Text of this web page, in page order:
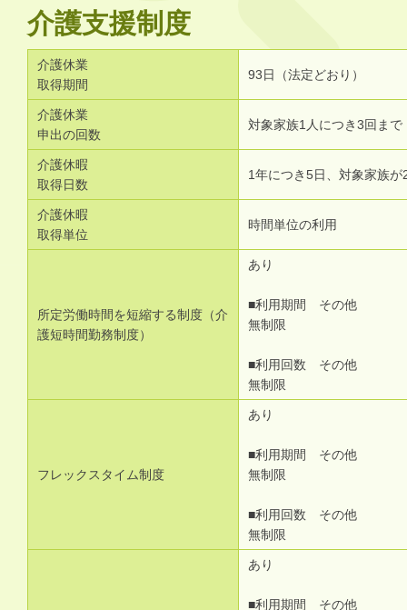
介護支援制度
介護休業
取得期間
93日（法定どおり）
介護休業
申出の回数
対象家族1人につき3回まで
介護休暇
取得日数
1年につき5日、対象家族
介護休暇
取得単位
時間単位の利用
所定労働時間を短縮する制度（介
護短時間勤務制度）
あり
■利用期間 その他
無制限
■利用回数 その他
無制限
フレックスタイム制度
あり
■利用期間 その他
無制限
■利用回数 その他
無制限
あり
■利用期間 その他